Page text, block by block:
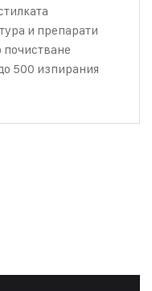
и препарати
500 изпирания